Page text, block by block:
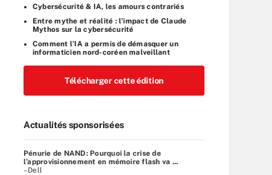
Cybersécurité & IA, les amours contrariés
Entre mythe et réalité : l’impact de Claude
Mythos sur la cybersécurité
Comment l’IA a permis de démasquer un
informaticien nord-coréen malveillant
Télécharger cette édition
Actualités sponsorisées
Pénurie de NAND: Pourquoi la crise de
l’approvisionnement en mémoire flash va ...
–Dell